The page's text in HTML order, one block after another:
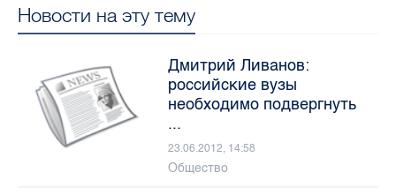
Новости на эту тему
Дмитрий Ливанов:
российские вузы
необходимо подвергнуть
...
23.06.2012, 14:58
Общество